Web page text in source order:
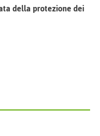
della protezione dei